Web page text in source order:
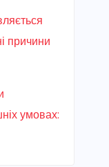
причини
умовах: